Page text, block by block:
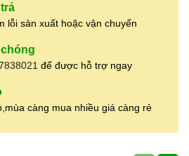
biến
sôi nước, cho mì vào
cho đến khi sợi mì đạt
ý.
lỗi sản xuất hoặc vận chuyển
để được hỗ trợ ngay
càng mua nhiều giá càng rẻ